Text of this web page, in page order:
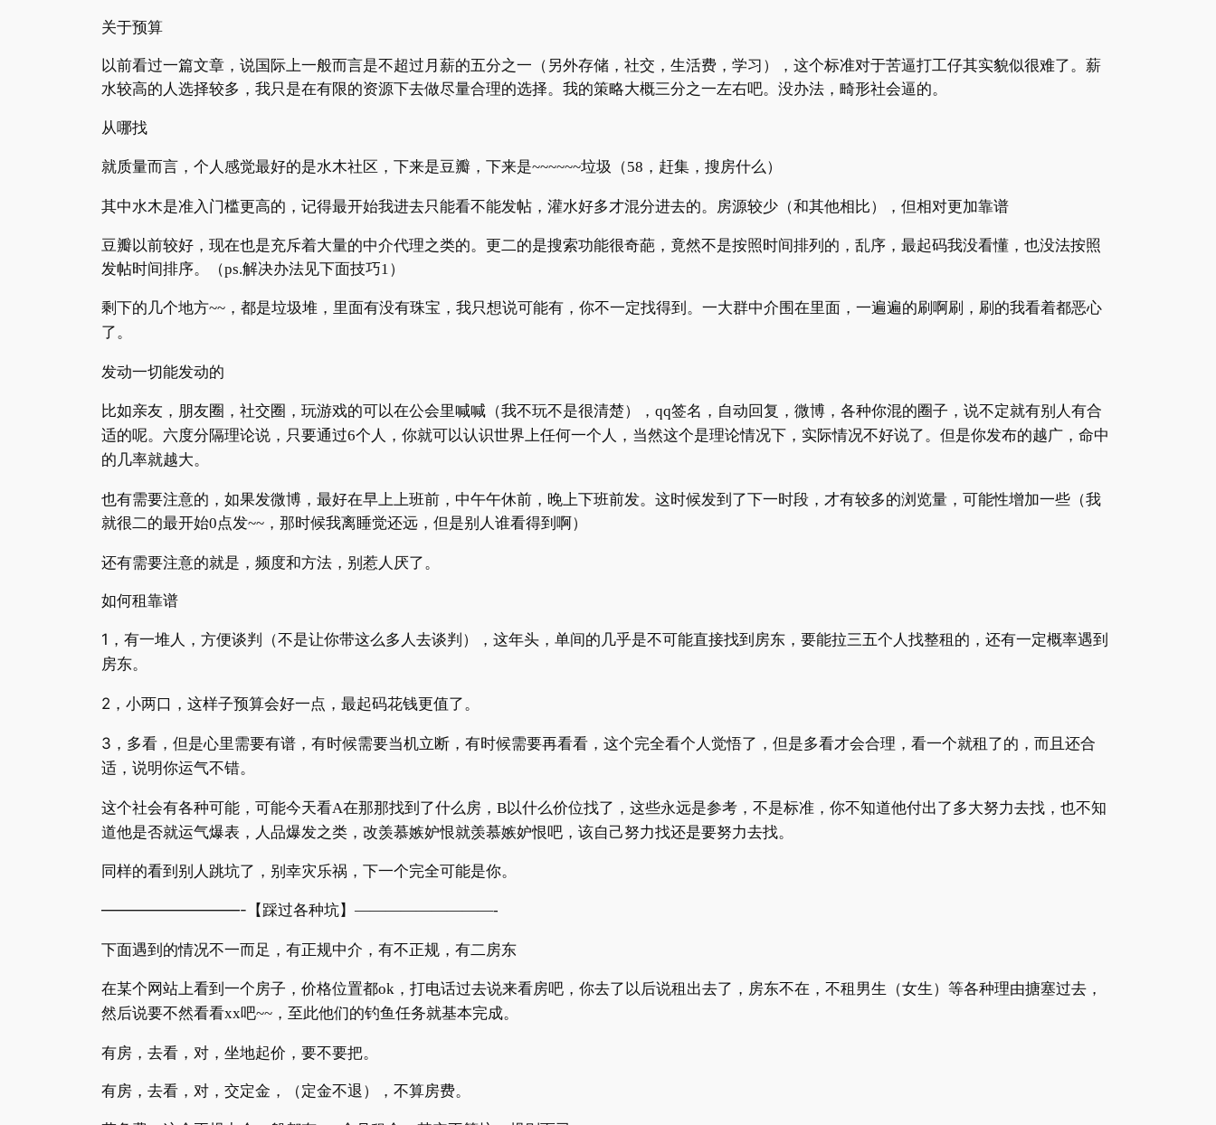
关于预算
以前看过一篇文章，说国际上一般而言是不超过月薪的五分之一（另外存储，社交，生活费，学习），这个标准对于苦逼打工仔其实貌似很难了。薪
水较高的人选择较多，我只是在有限的资源下去做尽量合理的选择。我的策略大概三分之一左右吧。没办法，畸形社会逼的。
从哪找
就质量而言，个人感觉最好的是水木社区，下来是豆瓣，下来是~~~~~~垃圾（58 ，赶集，搜房什么）
其中水木是准入门槛更高的，记得最开始我进去只能看不能发帖，灌水好多才混分进去的。房源较少（和其他相比），但相对更加靠谱
豆瓣以前较好，现在也是充斥着大量的中介代理之类的。更二的是搜索功能很奇葩，竟然不是按照时间排列的，乱序，最起码我没看懂，也没法按照
发帖时间排序。（ps.解决办法见下面技巧1 ）
剩下的几个地方~~ ，都是垃圾堆，里面有没有珠宝，我只想说可能有，你不一定找得到。一大群中介围在里面，一遍遍的刷啊刷，刷的我看着都恶心
了。
发动一切能发动的
比如亲友，朋友圈，社交圈，玩游戏的可以在公会里喊喊（我不玩不是很清楚）， qq签名，自动回复，微博，各种你混的圈子，说不定就有别人有合
适的呢。六度分隔理论说，只要通过6个人，你就可以认识世界上任何一个人，当然这个是理论情况下，实际情况不好说了。但是你发布的越广，命中
的几率就越大。
也有需要注意的，如果发微博，最好在早上上班前，中午午休前，晚上下班前发。这时候发到了下一时段，才有较多的浏览量，可能性增加一些（我
就很二的最开始0点发~~ ，那时候我离睡觉还远，但是别人谁看得到啊）
还有需要注意的就是，频度和方法，别惹人厌了。
如何租靠谱
1 ，有一堆人，方便谈判（不是让你带这么多人去谈判），这年头，单间的几乎是不可能直接找到房东，要能拉三五个人找整租的，还有一定概率遇到
房东。
2 ，小两口，这样子预算会好一点，最起码花钱更值了。
3 ，多看，但是心里需要有谱，有时候需要当机立断，有时候需要再看看，这个完全看个人觉悟了，但是多看才会合理，看一个就租了的，而且还合
适，说明你运气不错。
这个社会有各种可能，可能今天看A在那那找到了什么房， B以什么价位找了，这些永远是参考，不是标准，你不知道他付出了多大努力去找，也不知
道他是否就运气爆表，人品爆发之类，改羡慕嫉妒恨就羡慕嫉妒恨吧，该自己努力找还是要努力去找。
同样的看到别人跳坑了，别幸灾乐祸，下一个完全可能是你。
—————————- 【踩过各种坑】 —————————-
下面遇到的情况不一而足，有正规中介，有不正规，有二房东
在某个网站上看到一个房子，价格位置都ok ，打电话过去说来看房吧，你去了以后说租出去了，房东不在，不租男生（女生）等各种理由搪塞过去，
然后说要不然看看xx吧~~ ，至此他们的钓鱼任务就基本完成。
有房，去看，对，坐地起价，要不要把。
有房，去看，对，交定金，（定金不退），不算房费。